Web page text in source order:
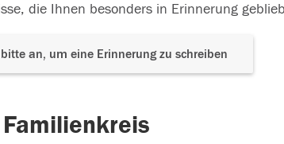
die Ihnen besonders in Erinnerung
an, um eine Erinnerung zu schreiben
Familienkreis